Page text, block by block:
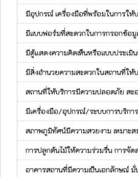
มีอุปกรณ์ เครื่องมือที่พร้อมในการให้
มีแบบฟอร์มที่สะดวกในการกรอกข้อมู
มีตู้แสดงความคิดเห็นหรือแบบประเมิ
มีสิ่งอำนวยความสะดวกในสถานที่ใ
สถานที่ให้บริการมีความปลอดภัย สะอ
มีเครื่องมือ/อุปกรณ์/ระบบการบริกา
สภาพภูมิทัศน์มีความสวยงาม เหมาะส
การปลูกต้นไม้ให้ความร่วมรื่น การจั
อาคารสถานที่มีความเป็นเอกลักษณ์ มั่